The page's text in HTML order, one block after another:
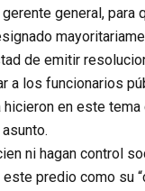
general, para
de emitir
los funcionarios
en este
ni hagan control
predio como su